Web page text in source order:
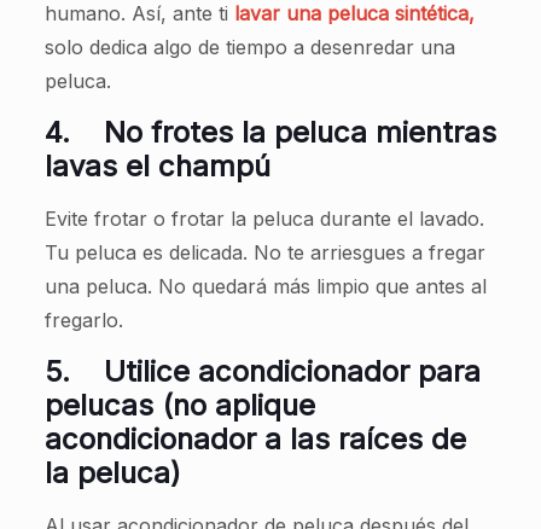
humano. Así, ante ti lavar una peluca sintética,
solo dedica algo de tiempo a desenredar una
peluca.
4. No frotes la peluca mientras
lavas el champú
Evite frotar o frotar la peluca durante el lavado.
Tu peluca es delicada. No te arriesgues a fregar
una peluca. No quedará más limpio que antes al
fregarlo.
5. Utilice acondicionador para
pelucas (no aplique
acondicionador a las raíces de
la peluca)